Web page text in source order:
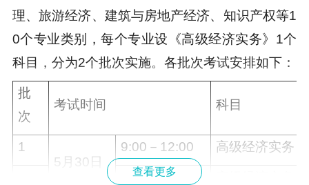
理、旅游经济、建筑与房地产经济、知识产权等1
0个专业类别，每个专业设《高级经济实务》1个
科目，分为2个批次实施。各批次考试安排如下：
批
次
考试时间 科目
1
5月30日
9:00－12:00 高级经济实务
14:30－17:30
查看更多